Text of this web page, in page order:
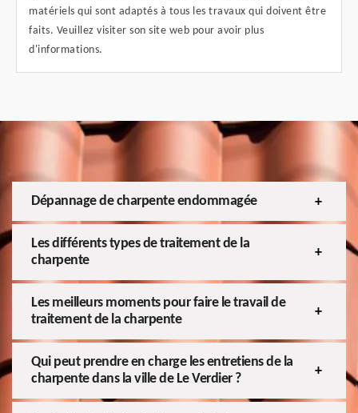
matériels qui sont adaptés à tous les travaux qui doivent être
faits. Veuillez visiter son site web pour avoir plus
d'informations.
Dépannage de charpente endommagée
Les différents types de traitement de la
charpente
Les meilleurs moments pour faire le travail de
traitement de la charpente
Qui peut prendre en charge les entretiens de la
charpente dans la ville de Le Verdier ?